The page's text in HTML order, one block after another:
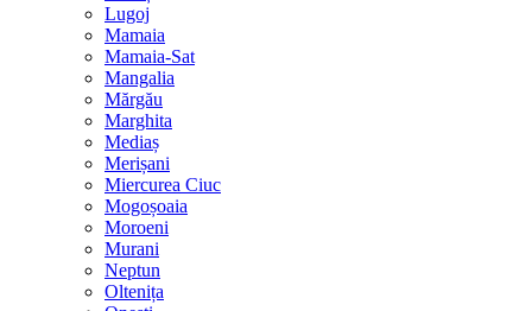
Lugoj
Mamaia
Mamaia-Sat
Mangalia
Mărgău
Marghita
Mediaș
Merișani
Miercurea Ciuc
Mogoșoaia
Moroeni
Murani
Neptun
Oltenița